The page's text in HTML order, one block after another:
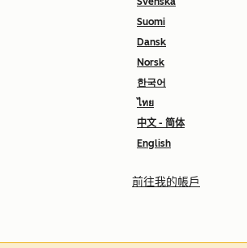
Suomi
Dansk
Norsk
한국어
ไทย
中文 - 简体
English
前往我的帳戶